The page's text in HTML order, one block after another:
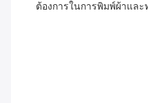
ต้องการในการพิมพ์ผ้าและ